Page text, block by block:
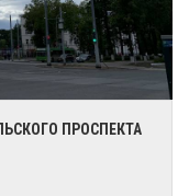
ПРОСПЕКТА